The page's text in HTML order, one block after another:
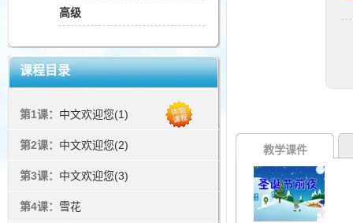
高级
课程目录
第1课： 中文欢迎您(1)
第2课： 中文欢迎您(2)
第3课： 中文欢迎您(3)
第4课： 雪花
教学课件